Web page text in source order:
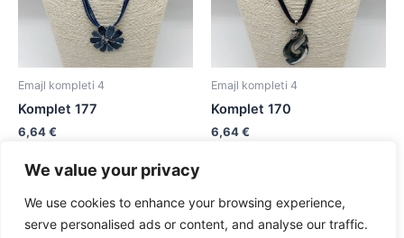
We value your privacy
We use cookies to enhance your browsing experience,
serve personalised ads or content, and analyse our traffic.
Emajl kompleti 4
Komplet 177
6,64€
Dodaj u košaricu
Emajl kompleti 4
Komplet 170
6,64€